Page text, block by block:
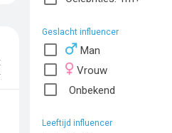
Geslacht influencer
Man
Vrouw
Onbekend
Leeftijd influencer